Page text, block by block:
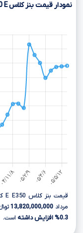
نمودار قیمت بنز کلاسE
مرداد 13,820,000,000
0.3% افزایش داشته
است.